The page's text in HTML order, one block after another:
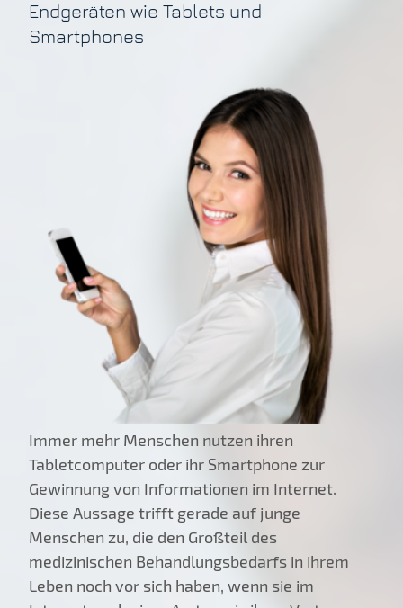
Endgeräten wie Tablets und
Smartphones
Immer mehr Menschen nutzen ihren
Tabletcomputer oder ihr Smartphone zur
Gewinnung von Informationen im Internet.
Diese Aussage trifft gerade auf junge
Menschen zu, die den Großteil des
medizinischen Behandlungsbedarfs in ihrem
Leben noch vor sich haben, wenn sie im